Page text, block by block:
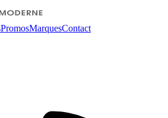
PromosMarquesContact